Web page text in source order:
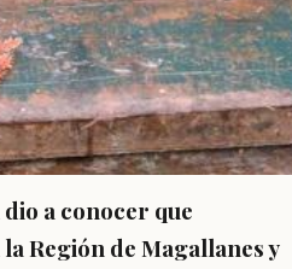
a conocer que
Región de Magallanes y